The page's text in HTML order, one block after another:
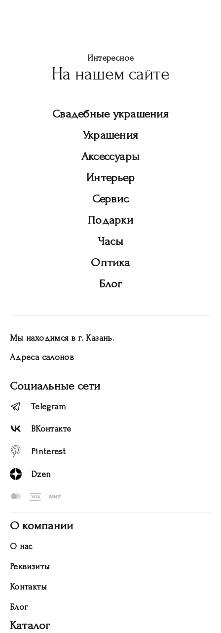
Интересное
На нашем сайте
Свадебные украшения
Украшения
Аксессуары
Интерьер
Сервис
Подарки
Часы
Оптика
Блог
Мы находимся в г. Казань.
Адреса салонов
Социальные сети
Telegram
ВКонтакте
Pinterest
Dzen
О компании
О нас
Реквизиты
Контакты
Блог
Каталог